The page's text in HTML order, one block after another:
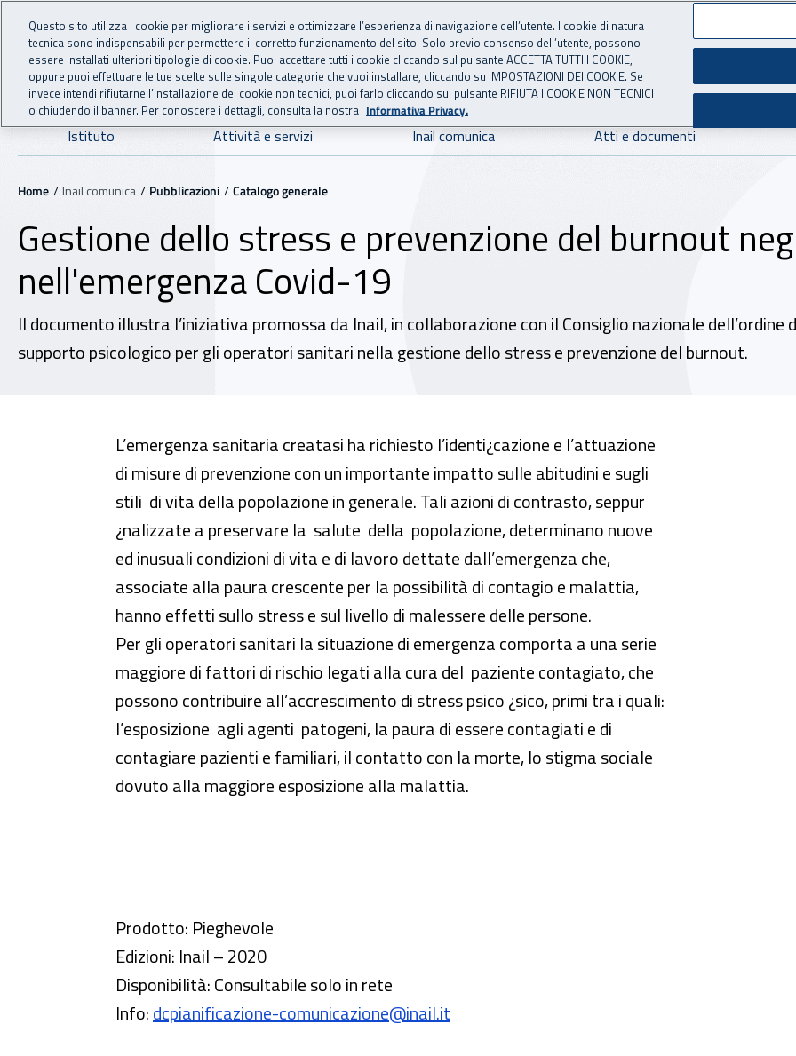
Vai al menu principale
Vai al contenuto principale
INAIL - Istituto Nazionale per l'Assicurazione
Navigazione principale
Istituto Attività e servizi Inail comunica Atti e documenti
Navigazione - Ti trovi in:
Home Inail comunica Pubblicazioni Catalogo generale
Gestione dello stress e prevenzione del burnout
nell'emergenza Covid-19
Il documento illustra l’iniziativa promossa da Inail, in collaborazione con il Consiglio nazionale
supporto psicologico per gli operatori sanitari nella gestione dello stress e prevenzione del burnout.
L’emergenza sanitaria creatasi ha richiesto l’identi¿cazione e l’attuazione
di misure di prevenzione con un importante impatto sulle abitudini e sugli
stili di vita della popolazione in generale. Tali azioni di contrasto, seppur
¿nalizzate a preservare la salute della popolazione, determinano nuove
ed inusuali condizioni di vita e di lavoro dettate dall’emergenza che,
associate alla paura crescente per la possibilità di contagio e malattia,
hanno effetti sullo stress e sul livello di malessere delle persone.
Per gli operatori sanitari la situazione di emergenza comporta a una serie
maggiore di fattori di rischio legati alla cura del paziente contagiato, che
possono contribuire all’accrescimento di stress psico ¿sico, primi tra i quali:
l’esposizione agli agenti patogeni, la paura di essere contagiati e di
contagiare pazienti e familiari, il contatto con la morte, lo stigma sociale
dovuto alla maggiore esposizione alla malattia.
Prodotto: Pieghevole
Edizioni: Inail – 2020
Disponibilità: Consultabile solo in rete
Info:dcpianificazione-comunicazione@inail.it
Questo sito utilizza i cookie per migliorare i servizi e ottimizzare l’esperienza di navigazione dell’utente. I cookie di natura
tecnica sono indispensabili per permettere il corretto funzionamento del sito. Solo previo consenso dell’utente, possono
essere installati ulteriori tipologie di cookie. Puoi accettare tutti i cookie cliccando sul pulsante ACCETTA TUTTI I COOKIE,
oppure puoi effettuare le tue scelte sulle singole categorie che vuoi installare, cliccando su IMPOSTAZIONI DEI COOKIE. Se
invece intendi rifiutarne l’installazione dei cookie non tecnici, puoi farlo cliccando sul pulsante RIFIUTA I COOKIE NON TECNICI
o chiudendo il banner. Per conoscere i dettagli, consulta la nostra Informativa Privacy.